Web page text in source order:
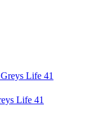
Life 41